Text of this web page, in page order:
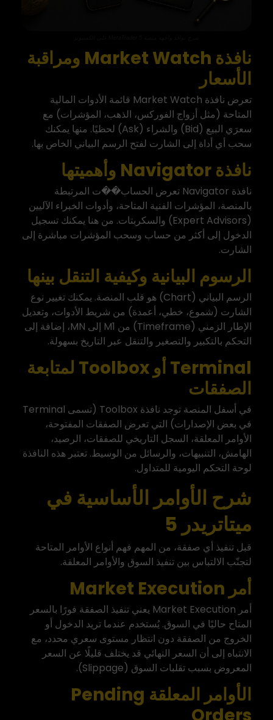
نافذة Market Watch ومراقبة
الأسعار
تعرض نافذة Market Watch قائمة الأدوات المالية
المتاحة (مثل أزواج الفوركس، الذهب، المؤشرات) مع
سعرَي البيع (Bid) والشراء (Ask) لحظيًا. منها يمكنك
سحب أي أداة إلى الشارت لفتح الرسم البياني الخاص بها.
نافذة Navigator وأهميتها
نافذة Navigator تعرض الحساب��ت المرتبطة
بالمنصة، المؤشرات الفنية المتاحة، وأدوات الخبراء الآليين
(Expert Advisors) والسكربتات. من هنا يمكنك تسجيل
الدخول إلى أكثر من حساب وسحب المؤشرات مباشرة إلى
الشارت.
الرسوم البيانية وكيفية التنقل بينها
الرسم البياني (Chart) هو قلب المنصة. يمكنك تغيير نوع
الشارت (شموع، خطي، أعمدة) من شريط الأدوات، وتعديل
الإطار الزمني (Timeframe) من M1 إلى MN، إضافة إلى
التحكم بالتكبير والتصغير والتنقل عبر التاريخ بسهولة.
Terminal أو Toolbox لمتابعة
الصفقات
في أسفل المنصة توجد نافذة Toolbox (تسمى Terminal
في بعض الإصدارات) التي تعرض الصفقات المفتوحة،
الأوامر المعلقة، السجل التاريخي للصفقات، الرصيد،
الهامش، التنبيهات، والرسائل من الوسيط. تعتبر هذه النافذة
لوحة التحكم اليومية للمتداول.
شرح الأوامر الأساسية في
ميتاتريدر 5
قبل تنفيذ أي صفقة، من المهم فهم أنواع الأوامر المتاحة
لتجنّب الالتباس بين تنفيذ السوق والأوامر المعلقة.
أمر Market Execution
أمر Market Execution يعني تنفيذ الصفقة فورًا بالسعر
المتاح حاليًا في السوق. يُستخدم عندما تريد الدخول أو
الخروج من الصفقة دون انتظار مستوى سعري محدد، مع
الانتباه إلى أن السعر النهائي قد يختلف قليلًا عن السعر
المعروض بسبب تقلبات السوق (Slippage).
الأوامر المعلقة Pending
Orders